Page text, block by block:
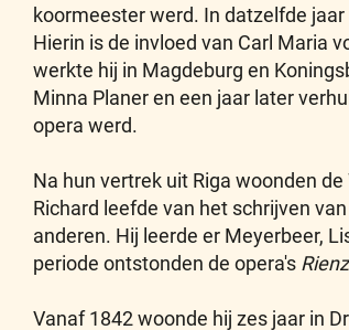
koormeester werd. In datzelfde
Hierin is de invloed van Carl Maria
werkte hij in Magdeburg en
Minna Planer en een jaar later
opera werd.
Na hun vertrek uit Riga woonden
Richard leefde van het schrijven
anderen. Hij leerde er Meyerbeer,
periode ontstonden de opera's
Vanaf 1842 woonde hij zes jaar in